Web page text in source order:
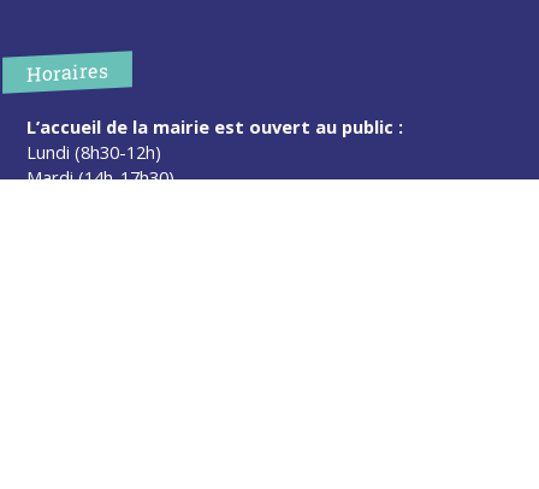
Horaires
L’accueil de la mairie est ouvert au public :
Lundi (8h30-12h)
Mardi (14h-17h30)